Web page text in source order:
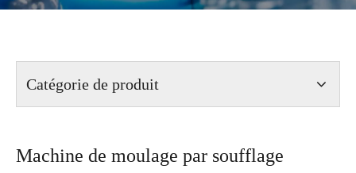
Catégorie de produit
Machine de moulage par soufflage